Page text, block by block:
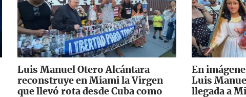
Luis Manuel Otero Alcántara
reconstruye en Miami la Virgen
que llevó rota desde Cuba como
En
Luis
llegada a